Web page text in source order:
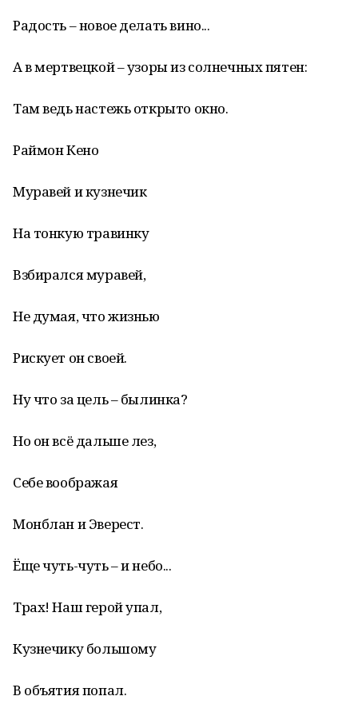
Радость – новое делать вино...
А в мертвецкой – узоры из солнечных пятен:
Там ведь настежь открыто окно.
Раймон Кено
Муравей и кузнечик
На тонкую травинку
Взбирался муравей,
Не думая, что жизнью
Рискует он своей.
Ну что за цель – былинка?
Но он всё дальше лез,
Себе воображая
Монблан и Эверест.
Ёще чуть-чуть – и небо...
Трах! Наш герой упал,
Кузнечику большому
В объятия попал.